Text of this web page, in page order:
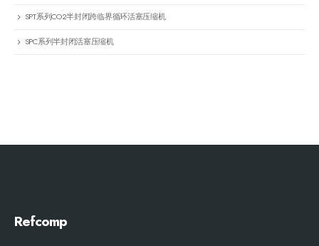
SPT系列CO2半封闭跨临界循环活塞压缩机
SPC系列半封闭活塞压缩机
Refcomp